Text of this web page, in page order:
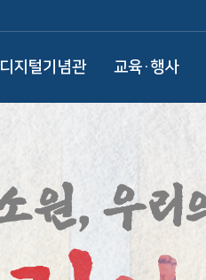
디지털기념관 교육·행사